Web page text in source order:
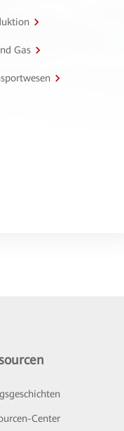
Gas
Center